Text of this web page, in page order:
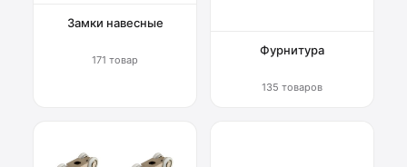
Замки навесные
171 товар
Фурнитура
135 товаров